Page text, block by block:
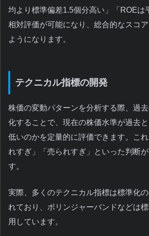
均より標準偏差1.5個分高い」「ROEは
相対評価が可能になり、総合的なスコ
ようになります。
テクニカル指標の開発
株価の変動パターンを分析する際、過
化することで、現在の株価水準が過去
低いのかを定量的に評価できます。こ
れすぎ」「売られすぎ」といった判断
す。
実際、多くのテクニカル指標は標準化
れており、ボリンジャーバンドなどは
用しています。